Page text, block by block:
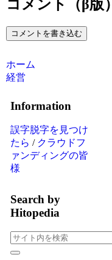
コメント（β版）
コメントを書き込む
ホーム
経営
Information
誤字脱字を見つけ
たら / クラウドフ
ァンディングの皆
様
Search by
Hitopedia